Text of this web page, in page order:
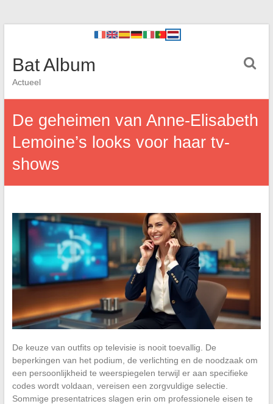
Bat Album
Actueel
De geheimen van Anne-Elisabeth
Lemoine’s looks voor haar tv-
shows
De keuze van outfits op televisie is nooit toevallig. De
beperkingen van het podium, de verlichting en de noodzaak om
een persoonlijkheid te weerspiegelen terwijl er aan specifieke
codes wordt voldaan, vereisen een zorgvuldige selectie.
Sommige presentatrices slagen erin om professionele eisen te